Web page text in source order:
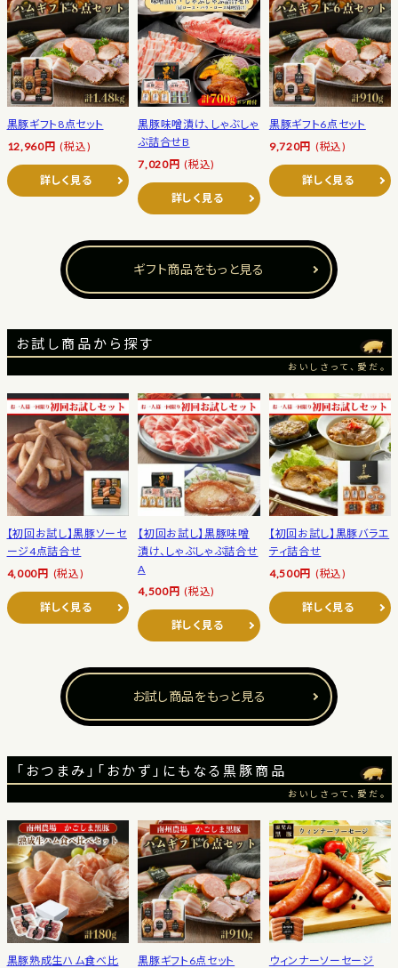
黒豚ギフト8点セット
12,960円 (税込)
詳しく見る
黒豚味噌漬け、しゃぶしゃ
ぶ詰合せB
7,020円 (税込)
詳しく見る
黒豚ギフト6点セット
9,720円 (税込)
詳しく見る
ギフト商品をもっと見る
お試し商品から探す
おいしさって、愛だ。
【初回お試し】黒豚ソーセ
ージ4点詰合せ
4,000円 (税込)
詳しく見る
【初回お試し】黒豚味噌
漬け、しゃぶしゃぶ詰合せ
A
4,500円 (税込)
詳しく見る
【初回お試し】黒豚バラエ
ティ詰合せ
4,500円 (税込)
詳しく見る
お試し商品をもっと見る
「おつまみ」「おかず」にもなる黒豚商品
おいしさって、愛だ。
黒豚熟成生ハム食べ比
黒豚ギフト6点セット
ウィンナーソーセージ